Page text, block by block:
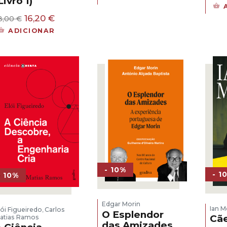
€ O
preço
18,00 €.
16,20 €O
16,20 €.
ADICIONAR
10%
Figueiredo Carlos
Ramos
- 10%
Edgar Morin
O Esplendor
-
Ian